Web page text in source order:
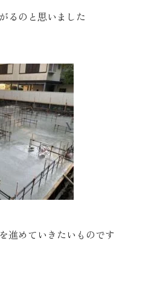
るのと思いました
進めていきたいものです